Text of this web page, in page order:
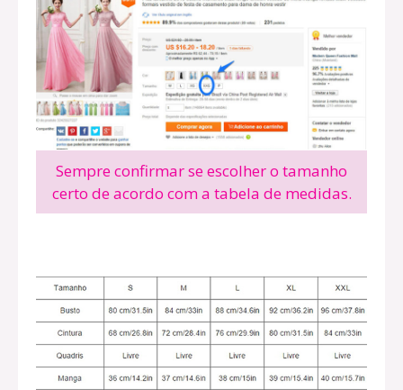
Sempre confirmar se escolher o tamanho
certo de acordo com a tabela de medidas.